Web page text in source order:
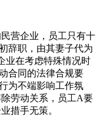
营企业，员工只有十
辞职，由其妻子代为
业在考虑特殊情况时
合同的法律合规要
为不端影响工作氛
劳动关系，员工A要
措手无策。